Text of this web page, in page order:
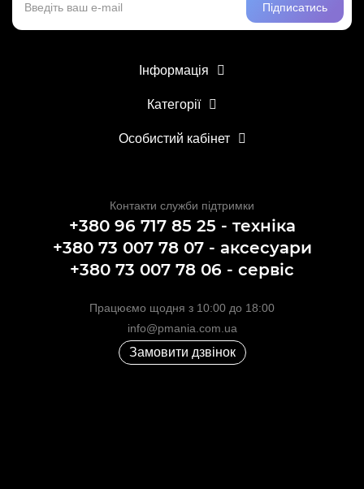
Підписатись
Інформація
Категорії
Особистий кабінет
Контакти служби підтримки
+380 96 717 85 25 - техніка
+380 73 007 78 07 - аксесуари
+380 73 007 78 06 - сервіс
Працюємо щодня з 10:00 до 18:00
info@pmania.com.ua
Замовити дзвінок